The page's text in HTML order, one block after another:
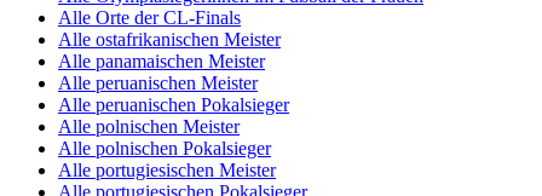
Alle Orte der CL-Finals
Alle ostafrikanischen Meister
Alle panamaischen Meister
Alle peruanischen Meister
Alle peruanischen Pokalsieger
Alle polnischen Meister
Alle polnischen Pokalsieger
Alle portugiesischen Meister
Alle portugiesischen Pokalsieger